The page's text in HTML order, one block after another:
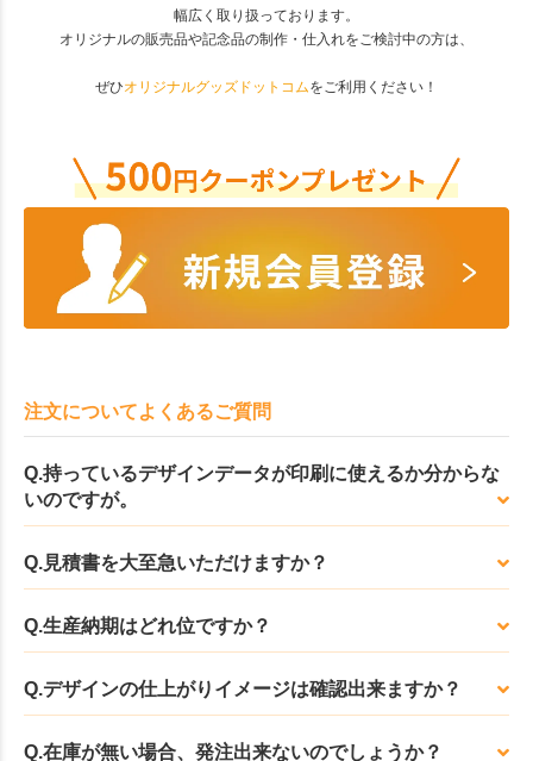
幅広く取り扱っております。
オリジナルの販売品や記念品の制作・仕入れをご検討中の方は、
ぜひオリジナルグッズドットコムをご利用ください！
注文についてよくあるご質問
Q.持っているデザインデータが印刷に使えるか分からな
いのですが。
Q.見積書を大至急いただけますか？
Q.生産納期はどれ位ですか？
Q.デザインの仕上がりイメージは確認出来ますか？
Q.在庫が無い場合、発注出来ないのでしょうか？